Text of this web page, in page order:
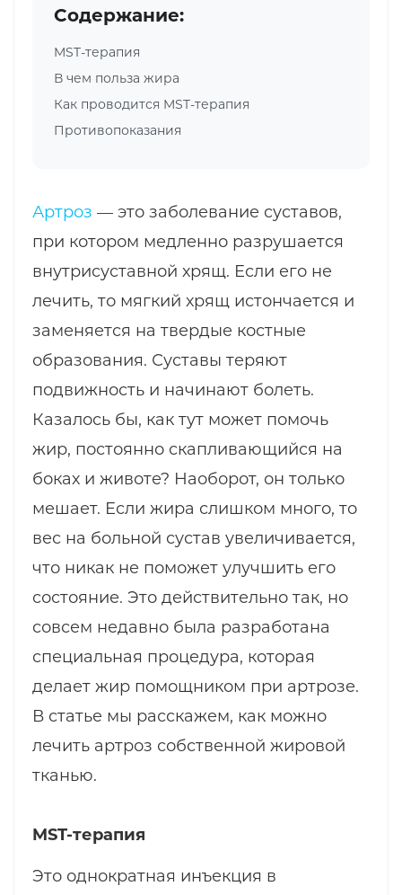
Содержание:
MST-терапия
В чем польза жира
Как проводится MST-терапия
Противопоказания
Артроз — это заболевание суставов,
при котором медленно разрушается
внутрисуставной хрящ. Если его не
лечить, то мягкий хрящ истончается и
заменяется на твердые костные
образования. Суставы теряют
подвижность и начинают болеть.
Казалось бы, как тут может помочь
жир, постоянно скапливающийся на
боках и животе? Наоборот, он только
мешает. Если жира слишком много, то
вес на больной сустав увеличивается,
что никак не поможет улучшить его
состояние. Это действительно так, но
совсем недавно была разработана
специальная процедура, которая
делает жир помощником при артрозе.
В статье мы расскажем, как можно
лечить артроз собственной жировой
тканью.
MST-терапия
Это однократная инъекция в